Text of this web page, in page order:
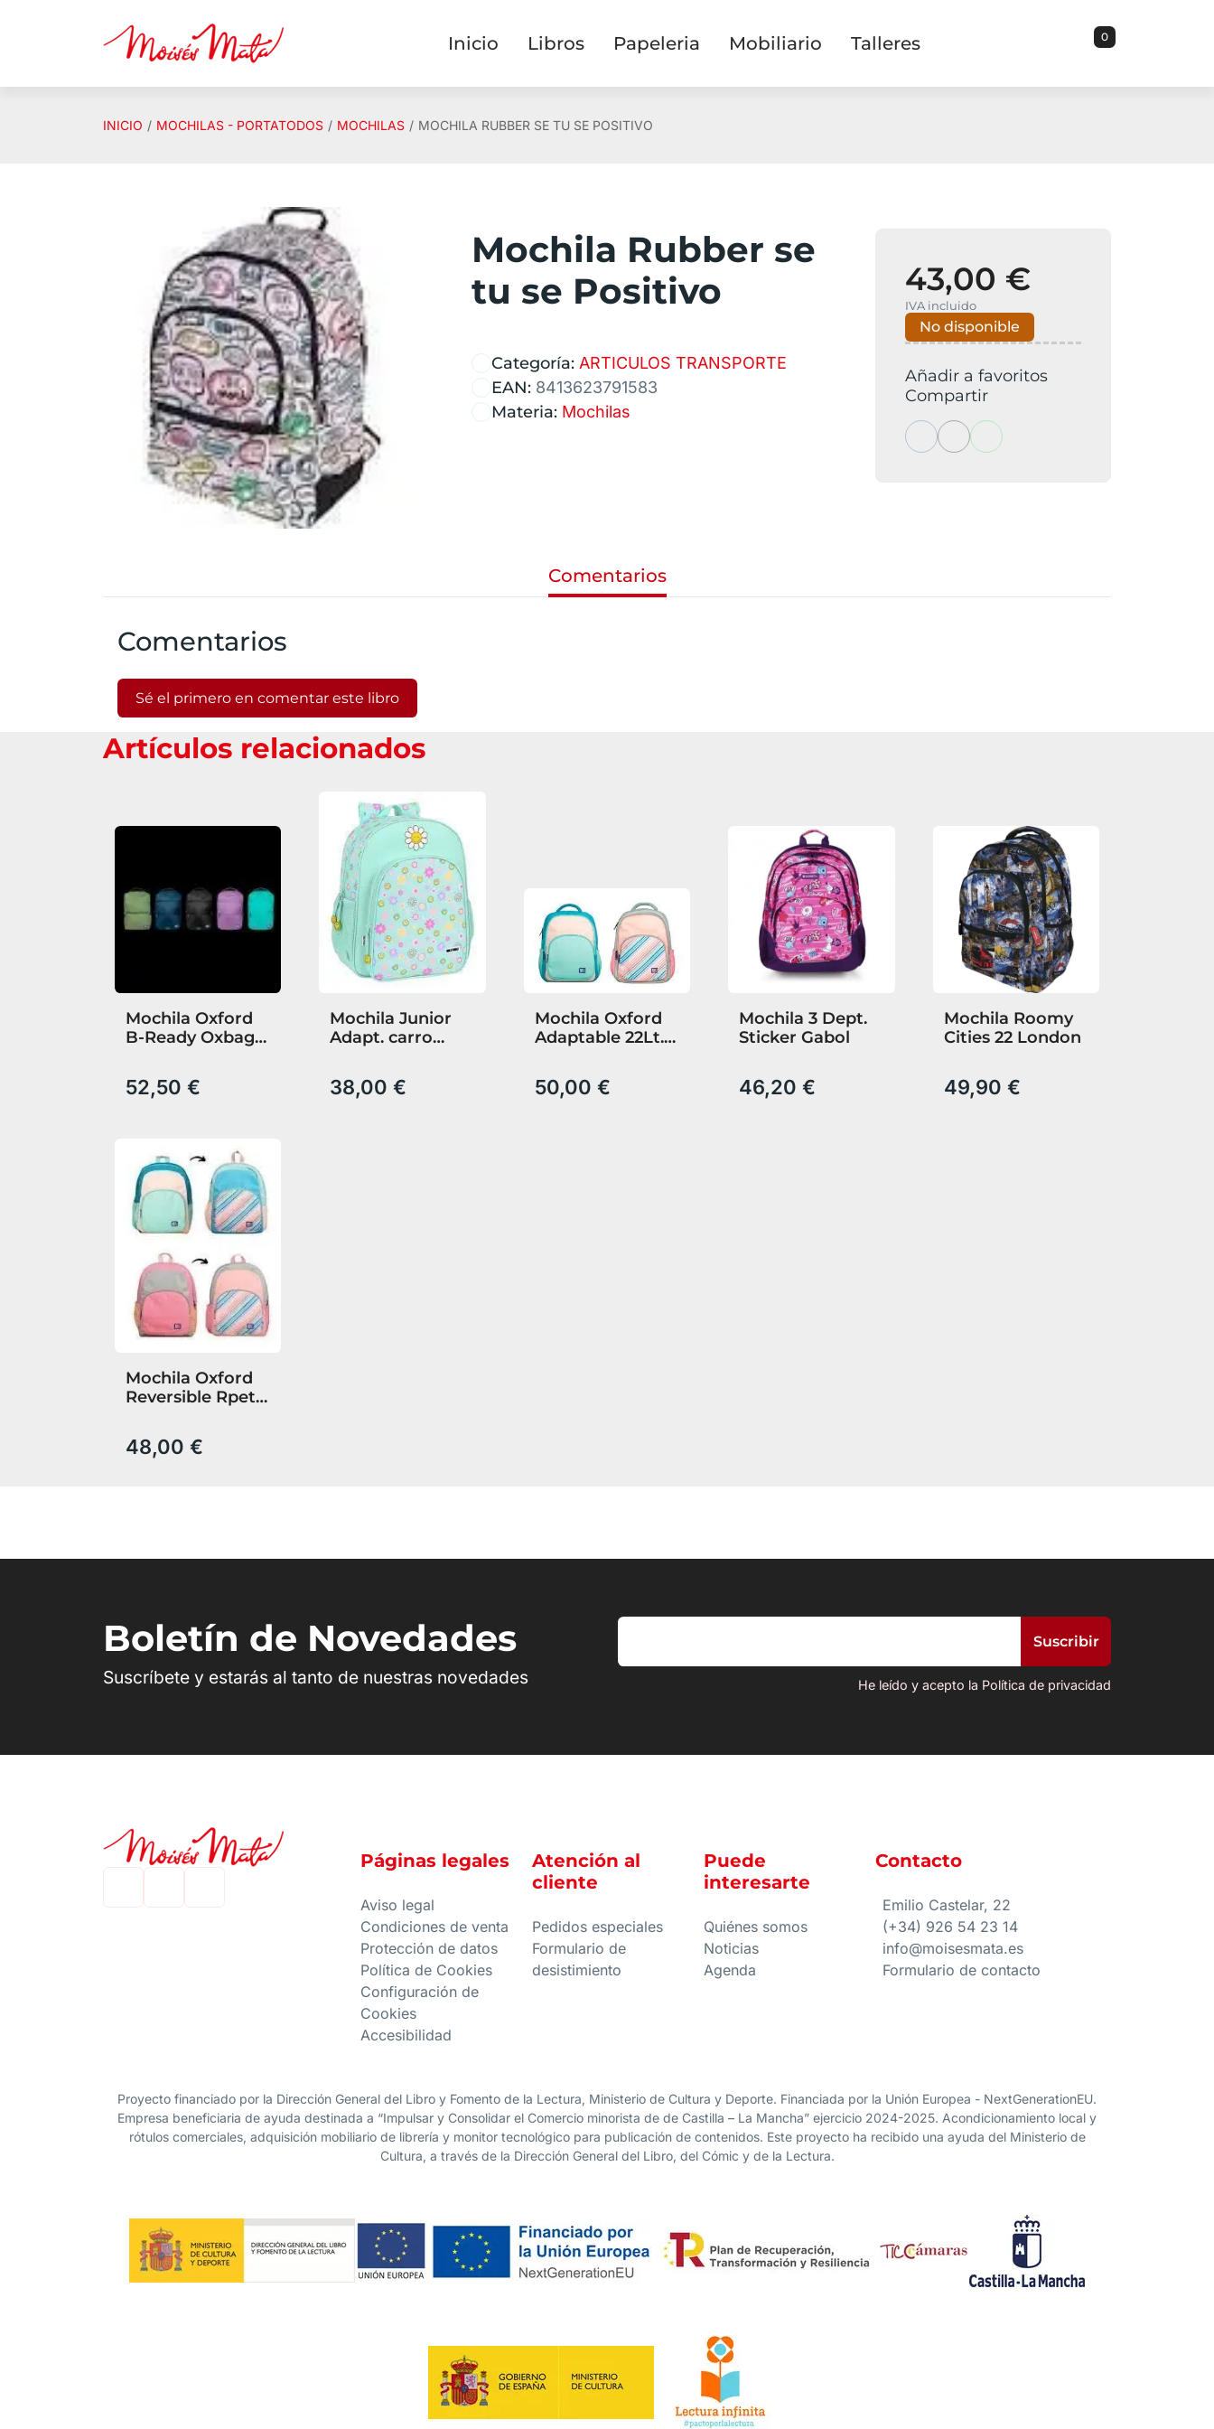
Inicio Libros Papeleria Mobiliario Talleres 0
INICIO MOCHILAS - PORTATODOS MOCHILAS MOCHILA RUBBER SE TU SE POSITIVO
Mochila Rubber se
tu se Positivo
Categoría: ARTICULOS TRANSPORTE
EAN: 8413623791583
Materia: Mochilas
43,00 €
IVA incluido
No disponible
Añadir a favoritos
Compartir
Comentarios
Comentarios
Sé el primero en comentar este libro
Artículos relacionados
Mochila Oxford
B-Ready Oxbag
52,50 €
Mochila Junior
Adapt. carro
Summer
38,00 €
Mochila Oxford
Adaptable 22Lt.
50,00 €
Mochila 3 Dept.
Sticker Gabol
46,20 €
Mochila Roomy
Cities 22 London
49,90 €
Mochila Oxford
Reversible Rpet
48,00 €
Boletín de Novedades
Suscríbete y estarás al tanto de nuestras novedades He leído y acepto la Política de privacidad
Páginas legales
Aviso legal
Condiciones de venta
Protección de datos
Política de Cookies
Configuración de
Cookies
Accesibilidad
Atención al
cliente
Pedidos especiales
Formulario de
desistimiento
Puede
interesarte
Quiénes somos
Noticias
Agenda
Contacto
Emilio Castelar, 22
(+34) 926 54 23 14
info@moisesmata.es
Formulario de contacto
Proyecto financiado por la Dirección General del Libro y Fomento de la Lectura, Ministerio de Cultura y Deporte. Financiada por la Unión Europea - NextGenerationEU.
Empresa beneficiaria de ayuda destinada a “Impulsar y Consolidar el Comercio minorista de de Castilla – La Mancha” ejercicio 2024-2025. Acondicionamiento local y
rótulos comerciales, adquisición mobiliario de librería y monitor tecnológico para publicación de contenidos. Este proyecto ha recibido una ayuda del Ministerio de
Cultura, a través de la Dirección General del Libro, del Cómic y de la Lectura.